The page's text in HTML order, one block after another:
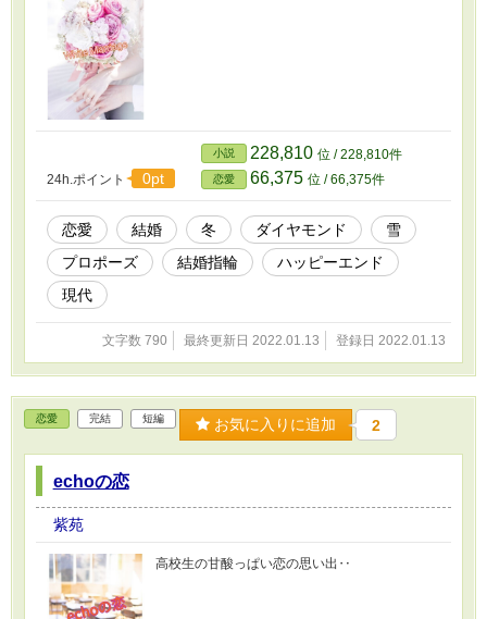
24h.ポイント 0pt
小説 228,810 位 / 228,810件
恋愛 66,375 位 / 66,375件
恋愛 結婚 冬 ダイヤモンド
雪
プロポーズ
結婚指輪
ハッピーエンド
現代
文字数 790 最終更新日 2022.01.13 登録日 2022.01.13
恋愛 完結 短編 お気に入りに追加 2
echoの恋
紫苑
高校生の甘酸っぱい恋の思い出‥